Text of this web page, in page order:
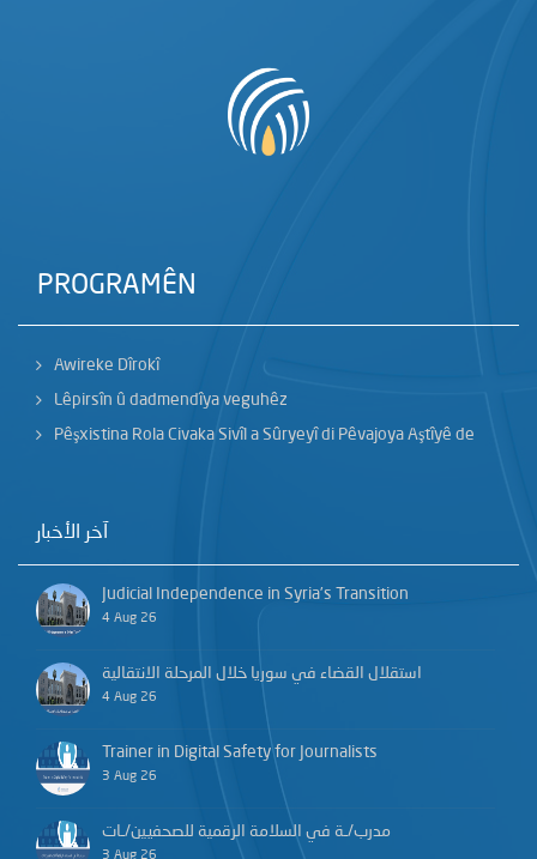
PROGRAMÊN
Awireke Dîrokî
Lêpirsîn û dadmendîya veguhêz
Pêşxistina Rola Civaka Sivîl a Sûryeyî di Pêvajoya Aştîyê de
آخر الأخبار
Judicial Independence in Syria’s Transition
4 Aug 26
استقلال القضاء في سوريا خلال المرحلة الانتقالية
4 Aug 26
Trainer in Digital Safety for Journalists
3 Aug 26
مدرب/ـة في السلامة الرقمية للصحفيين/ـات
3 Aug 26